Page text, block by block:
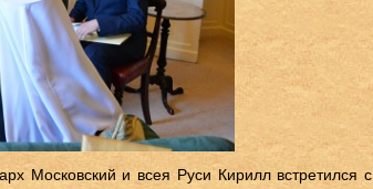
Московский и всея Руси Кирилл встретился с